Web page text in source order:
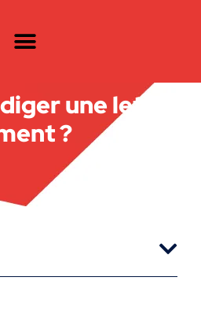
une lettre
?